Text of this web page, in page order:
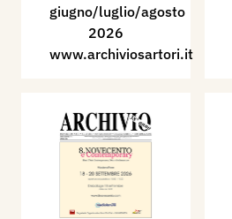
giugno/luglio/agosto
2026
www.archiviosartori.it